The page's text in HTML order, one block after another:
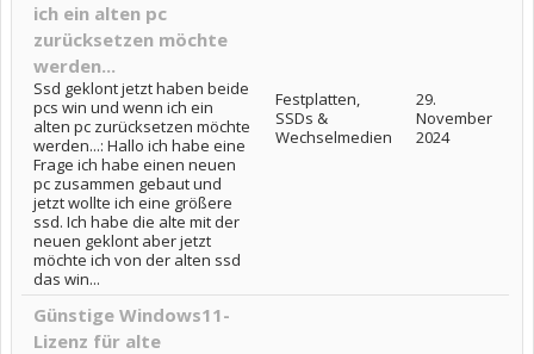
ich ein alten pc
zurücksetzen möchte
werden...
Ssd geklont jetzt haben beide
pcs win und wenn ich ein
alten pc zurücksetzen möchte
werden...: Hallo ich habe eine
Frage ich habe einen neuen
pc zusammen gebaut und
jetzt wollte ich eine größere
ssd. Ich habe die alte mit der
neuen geklont aber jetzt
möchte ich von der alten ssd
das win...
Festplatten,
SSDs &
Wechselmedien
29.
November
2024
Günstige Windows11-
Lizenz für alte